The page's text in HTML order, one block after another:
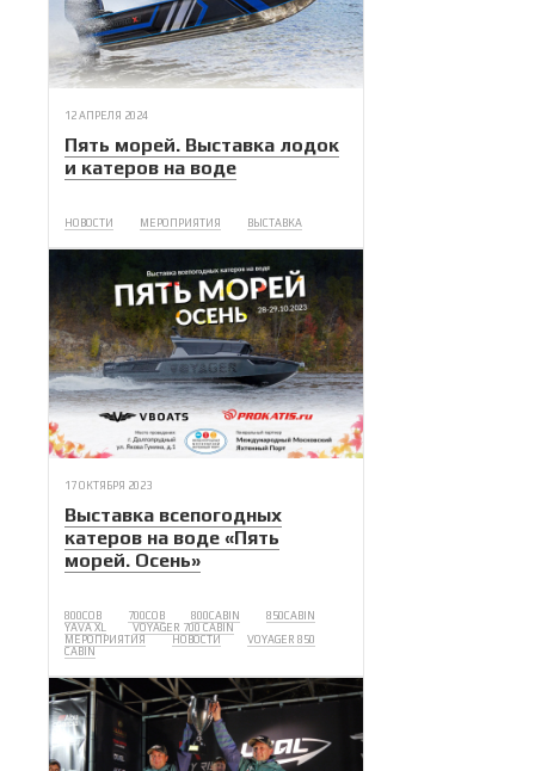
12 АПРЕЛЯ 2024
Пять морей. Выставка лодок
и катеров на воде
НОВОСТИ МЕРОПРИЯТИЯ ВЫСТАВКА
17 ОКТЯБРЯ 2023
Выставка всепогодных
катеров на воде «Пять
морей. Осень»
800COB 700COB 800CABIN
850CABIN
YAVA XL
VOYAGER 700 CABIN
МЕРОПРИЯТИЯ
НОВОСТИ
VOYAGER 850
CABIN